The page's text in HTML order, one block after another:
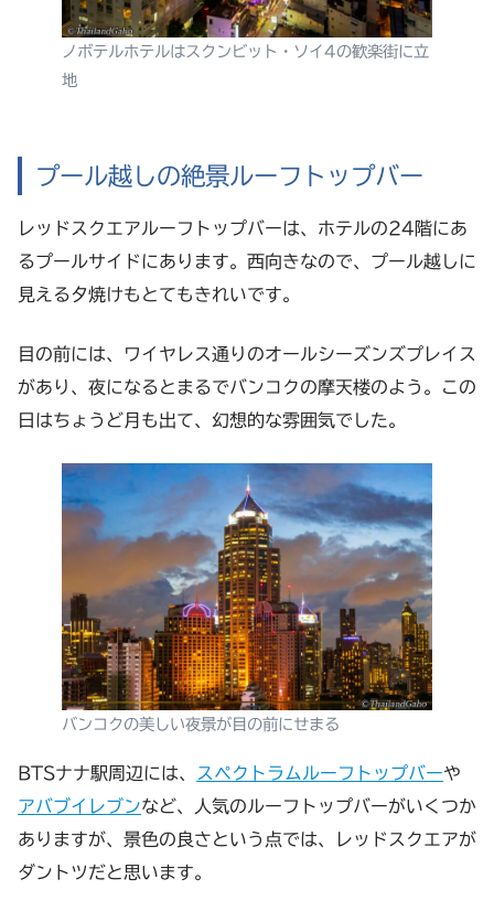
ノボテルホテルはスクンビット・ソイ4の歓楽街に立
地
プール越しの絶景ルーフトップバー
レッドスクエアルーフトップバーは、ホテルの24階にあ
るプールサイドにあります。西向きなので、プール越しに
見える夕焼けもとてもきれいです。
目の前には、ワイヤレス通りのオールシーズンズプレイス
があり、夜になるとまるでバンコクの摩天楼のよう。この
日はちょうど月も出て、幻想的な雰囲気でした。
バンコクの美しい夜景が目の前にせまる
BTSナナ駅周辺には、 スペクトラムルーフトップバーや
アバブイレブンなど、人気のルーフトップバーがいくつか
ありますが、景色の良さという点では、レッドスクエアが
ダントツだと思います。